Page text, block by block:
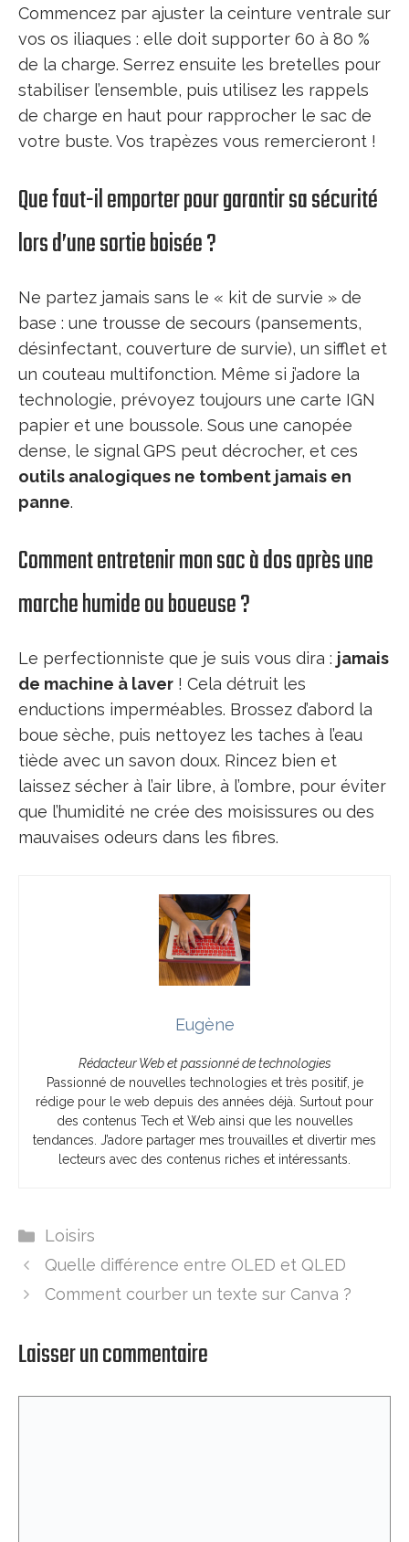
Commencez par ajuster la ceinture ventrale sur
vos os iliaques : elle doit supporter 60 à 80 %
de la charge. Serrez ensuite les bretelles pour
stabiliser l’ensemble, puis utilisez les rappels
de charge en haut pour rapprocher le sac de
votre buste. Vos trapèzes vous remercieront !
Que faut-il emporter pour garantir sa sécurité
lors d’une sortie boisée ?
Ne partez jamais sans le « kit de survie » de
base : une trousse de secours (pansements,
désinfectant, couverture de survie), un sifflet et
un couteau multifonction. Même si j’adore la
technologie, prévoyez toujours une carte IGN
papier et une boussole. Sous une canopée
dense, le signal GPS peut décrocher, et ces
outils analogiques ne tombent jamais en
panne.
Comment entretenir mon sac à dos après une
marche humide ou boueuse ?
Le perfectionniste que je suis vous dira : jamais
de machine à laver ! Cela détruit les
enductions imperméables. Brossez d’abord la
boue sèche, puis nettoyez les taches à l’eau
tiède avec un savon doux. Rincez bien et
laissez sécher à l’air libre, à l’ombre, pour éviter
que l’humidité ne crée des moisissures ou des
mauvaises odeurs dans les fibres.
Eugène
Rédacteur Web et passionné de technologies
Passionné de nouvelles technologies et très positif, je
rédige pour le web depuis des années déjà. Surtout pour
des contenus Tech et Web ainsi que les nouvelles
tendances. J’adore partager mes trouvailles et divertir mes
lecteurs avec des contenus riches et intéressants.
Catégories
Loisirs
Quelle différence entre OLED et QLED
Comment courber un texte sur Canva ?
Laisser un commentaire